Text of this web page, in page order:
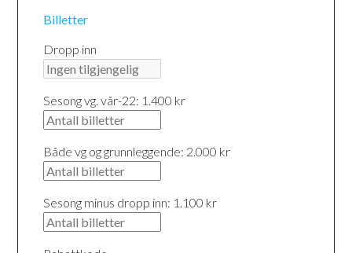
Billetter
Dropp inn
Sesong vg. vår-22: 1.400 kr
Både vg og grunnleggende: 2.000 kr
Sesong minus dropp inn: 1.100 kr